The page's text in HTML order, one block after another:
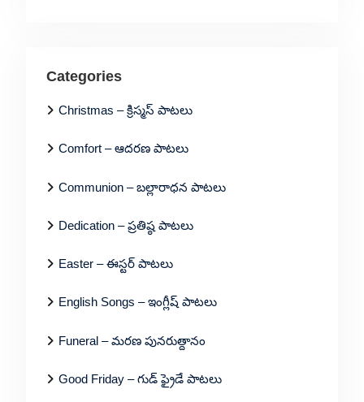
Categories
Christmas – క్రిస్మస్ పాటలు
Comfort – ఆదరణ పాటలు
Communion – బల్లారాధన పాటలు
Dedication – ప్రతిష్ఠ పాటలు
Easter – ఈస్టర్ పాటలు
English Songs – ఇంగ్లీష్ పాటలు
Funeral – మరణ పునరుత్దానం
Good Friday – గుడ్ ఫ్రైడే పాటలు